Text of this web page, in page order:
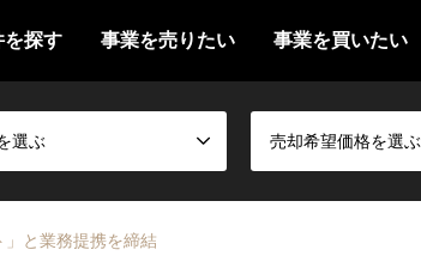
を探す 事業を売りたい 事業を買いたい
選ぶ 売却希望価格を選ぶ
と業務提携を締結